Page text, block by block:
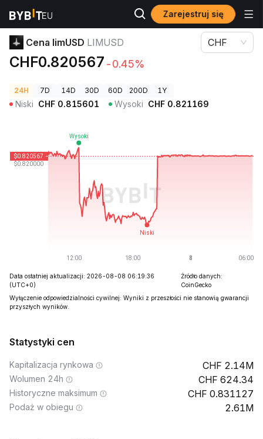
Zarejestruj się
Ceny kryptowalut Cena limUSD LIMUSD
Cena limUSD LIMUSD
CHF0.820567 -0.45%
CHF
24H 7D 14D 30D 60D 200D 1Y
Niski CHF 0.815601 Wysoki CHF 0.821169
Data ostatniej aktualizacji: 2026-08-08 06:19:36
(UTC+0)
Źródło danych:
CoinGecko
Wyłączenie odpowiedzialności cywilnej: Wyniki z przeszłości nie stanowią gwarancji
przyszłych wyników.
Statystyki cen
Kapitalizacja rynkowa 2.14M
Wolumen 24h 624.34
Historyczne maksimum 0.831127
Podaż w obiegu 2.61M